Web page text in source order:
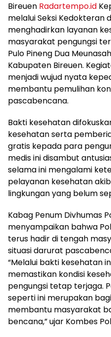
Bireuen Radartempo.id
melalui Seksi Kedokteran
menghadirkan layanan
masyarakat pengungsi
Pulo Pineng Dua
Kabupaten Bireuen.
menjadi wujud nyata
membantu pemulihan
pascabencana.
Bakti kesehatan
kesehatan serta
gratis kepada para
medis ini disambut
selama ini mengalami
pelayanan kesehatan
lingkungan yang belum
Kabag Penum Divhumas
menyampaikan bahwa
terus hadir di tengah
situasi darurat
“Melalui bakti kesehatan
memastikan kondisi
pengungsi tetap terjaga.
seperti ini merupakan
membantu masyarakat
bencana,” ujar Kombes